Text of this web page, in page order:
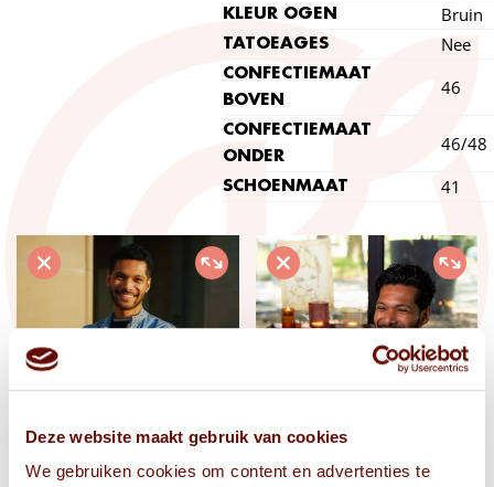
Deze website maakt gebruik van cookies
We gebruiken cookies om content en advertenties te
KLEUR OGEN Bruin
TATOEAGES Nee
CONFECTIEMAAT
BOVEN
46
CONFECTIEMAAT
ONDER
46/48
SCHOENMAAT 41